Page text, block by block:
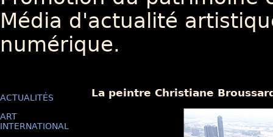
Média d'actualité
numérique.
ACTUALITÉS
ART
INTERNATIONAL
La peintre Christiane